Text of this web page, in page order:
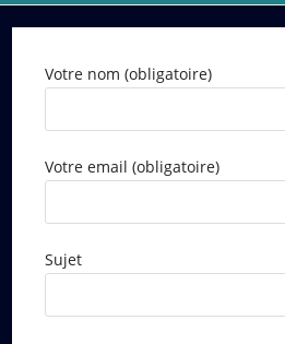
Votre nom (obligatoire)
Votre email (obligatoire)
Sujet